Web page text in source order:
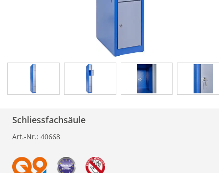
Schliessfachsäule
Art.-Nr.: 40668